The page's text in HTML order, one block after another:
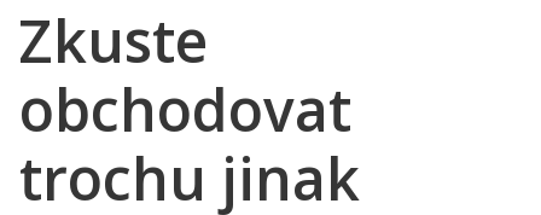
Zkuste
obchodovat
trochu jinak